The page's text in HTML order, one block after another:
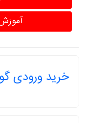
خرید ورودی